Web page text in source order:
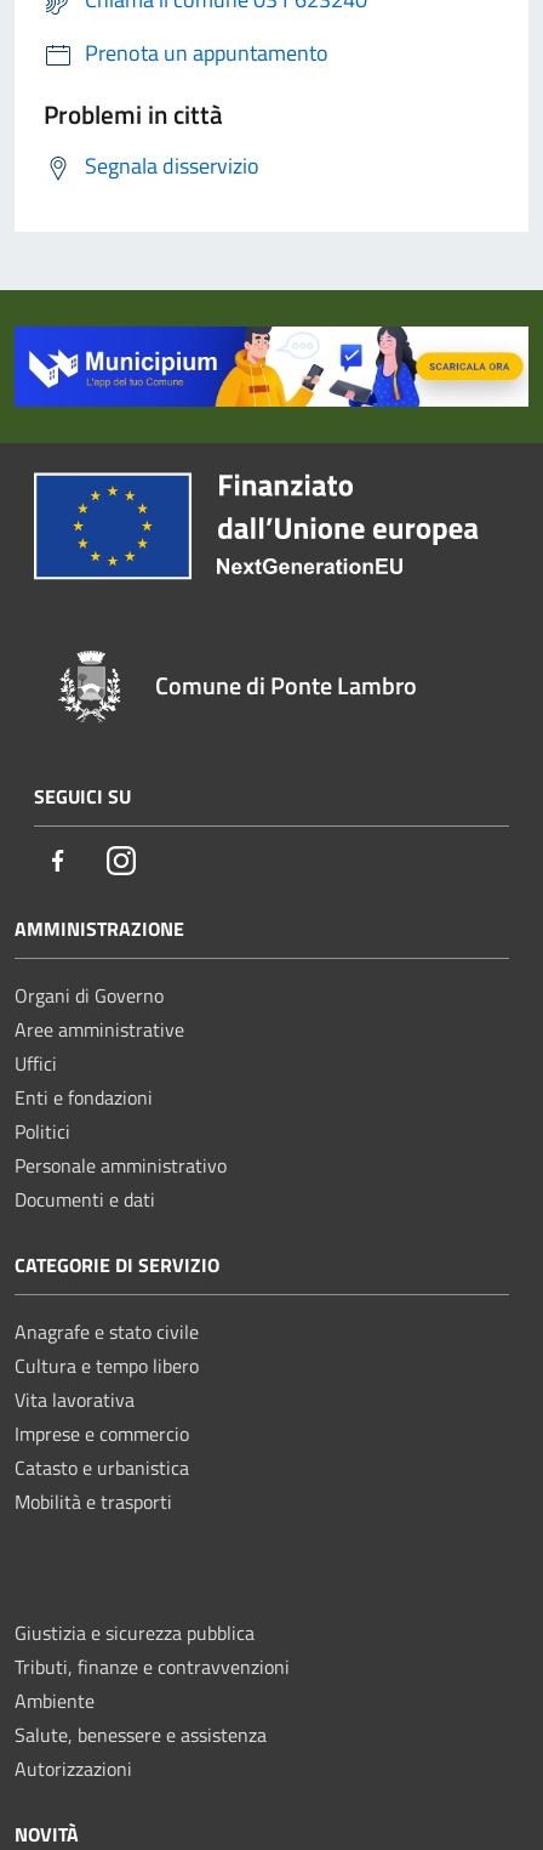
Prenota un appuntamento
Problemi in città
Segnala disservizio
Comune di Ponte Lambro
SEGUICI SU
FacebookInstagram
AMMINISTRAZIONE
Organi di Governo
Aree amministrative
Uffici
Enti e fondazioni
Politici
Personale amministrativo
Documenti e dati
CATEGORIE DI SERVIZIO
Anagrafe e stato civile
Cultura e tempo libero
Vita lavorativa
Imprese e commercio
Catasto e urbanistica
Mobilità e trasporti
Giustizia e sicurezza pubblica
Tributi, finanze e contravvenzioni
Ambiente
Salute, benessere e assistenza
Autorizzazioni
NOVITÀ